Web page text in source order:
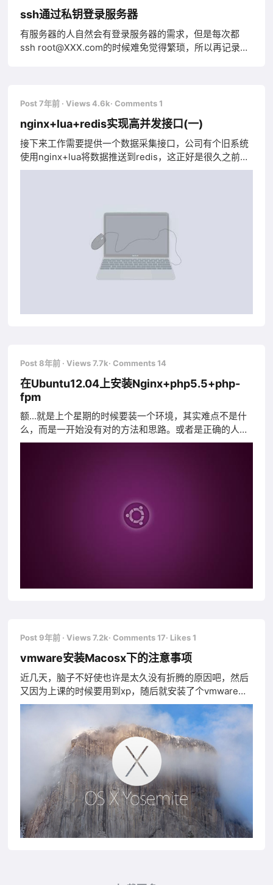
荐选用
ssh通过私钥登录服务器
有服务器的人自然会有登录服务器的需求，但是每次都
ssh root@XXX.com的时候难免觉得繁琐，所以再记录一
参数，所以直接在配置文件里面先配置即可，配置如下
(ubuntu为例)： sudo vim
Post 7年前 · Views 4.6k· Comments 1
nginx+lua+redis实现高并发接口(一)
接下来工作需要提供一个数据采集接口，公司有个旧系统
使用nginx+lua将数据推送到redis，这正好是很久之前我
思考过的一个方案，所以新接口依然使用这种方式，并将
http://luajit.org/download/LuaJIT-2.0.5.tar.gz -O
make PREFIX=/opt/lua/target make install
Post 8年前 · Views 7.7k· Comments 14
在Ubuntu12.04上安装Nginx+php5.5+php-
fpm
额...就是上个星期的时候要装一个环境，其实难点不是什
么，而是一开始没有对的方法和思路。或者是正确的人去
指引你怎么做的时候，你是真的很难去突破你面临的困
Post 9年前 · Views 7.2k· Comments 17· Likes 1
vmware安装Macosx下的注意事项
近几天，脑子不好使也许是太久没有折腾的原因吧，然后
又因为上课的时候要用到xp，随后就安装了个vmware的
虚拟机。借这个机会就顺便安装下macosx来体验一下爽
一下吧，不过听说会很卡，不过我有ssd我把系统文件都
放在ssd里面，运行程序是不怎么的卡，就是画面上面会
有延迟和掉帧的情况出现，虽说是不会影响体验。但是想
想还是win好，毕竟哎，穷屌丝只能只能了。 下面纪